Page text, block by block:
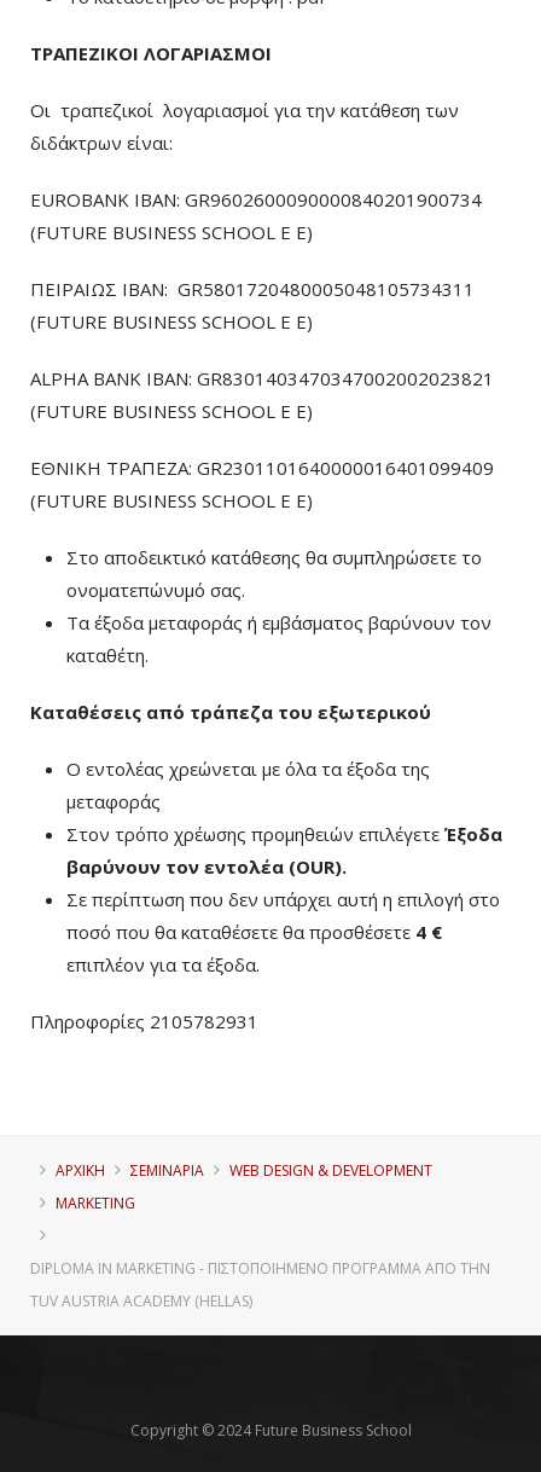
ΤΡΑΠΕΖΙΚΟΙ ΛΟΓΑΡΙΑΣΜΟΙ
Οι τραπεζικοί λογαριασμοί για την κατάθεση των
διδάκτρων είναι:
EUROBANK IBAN: GR9602600090000840201900734
(FUTURE BUSINESS SCHOOL E E)
ΠΕΙΡΑΙΩΣ ΙΒΑΝ: GR5801720480005048105734311
(FUTURE BUSINESS SCHOOL E E)
ALPHA BANK IBAN: GR8301403470347002002023821
(FUTURE BUSINESS SCHOOL E E)
ΕΘΝΙΚΗ ΤΡΑΠΕΖΑ: GR2301101640000016401099409
(FUTURE BUSINESS SCHOOL E E)
Στο αποδεικτικό κατάθεσης θα συμπληρώσετε το
ονοματεπώνυμό σας.
Τα έξοδα μεταφοράς ή εμβάσματος βαρύνουν τον
καταθέτη.
Καταθέσεις από τράπεζα του εξωτερικού
Ο εντολέας χρεώνεται με όλα τα έξοδα της
μεταφοράς
Στον τρόπο χρέωσης προμηθειών επιλέγετε Έξοδα
βαρύνουν τον εντολέα (ΟUR).
Σε περίπτωση που δεν υπάρχει αυτή η επιλογή στο
ποσό που θα καταθέσετε θα προσθέσετε 4 €
επιπλέον για τα έξοδα.
Πληροφορίες 2105782931
ΑΡΧΙΚΗ ΣΕΜΙΝΑΡΙΑ
WEB DESIGN & DEVELOPMENT
MARKETING
DIPLOMA IN MARKETING - ΠΙΣΤΟΠΟΙΗΜΈΝΟ ΠΡΌΓΡΑΜΜΑ ΑΠΌ ΤΗΝ
TUV AUSTRIA ACADEMY (HELLAS)
Copyright © 2024 Future Business School